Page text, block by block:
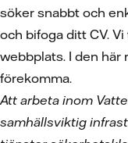
söker snabbt och
och bifoga ditt CV. Vi
webbplats. I den
förekomma.
Att arbeta inom
samhällsviktig